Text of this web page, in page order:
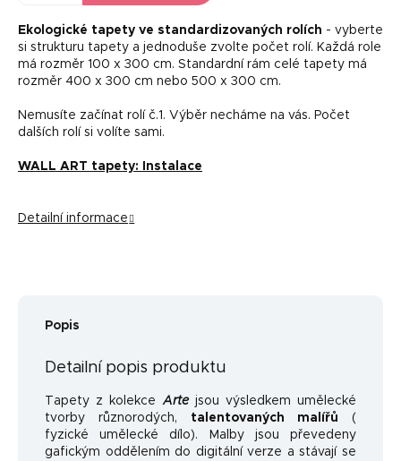
Ekologické tapety ve standardizovaných rolích - vyberte
si strukturu tapety a jednoduše zvolte počet rolí. Každá role
má rozměr 100 x 300 cm. Standardní rám celé tapety má
rozměr 400 x 300 cm nebo 500 x 300 cm.
Nemusíte začínat rolí č.1. Výběr necháme na vás. Počet
dalších rolí si volíte sami.
WALL ART tapety: Instalace
Detailní informace
Popis
Detailní popis produktu
Tapety z kolekceArtejsou výsledkem umělecké
tvorby různorodých,
talentovaných malířů (
fyzické umělecké dílo). Malby jsou převedeny
gafickým oddělením do digitální verze a stávají se